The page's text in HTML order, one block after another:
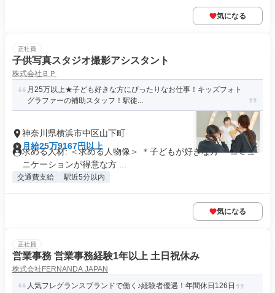
気になる
正社員
子供写真スタジオ撮影アシスタント
株式会社ＢＰ
月25万以上★子ども好きな方にぴったりなお仕事！キッズフォト
グラファーの補助スタッフ！駅徒...
神奈川県横浜市中区山下町
月給25万9167円以上
求める人材: ＜求める人物像＞ ＊子どもが好きな方 ＊コミュ
ニケーションが得意な方 ...
交通費支給 駅近5分以内
気になる
正社員
営業事務 営業事務経験1年以上 土日祝休み
株式会社FERNANDA JAPAN
人気フレグランスブランドで働く♪経験者優遇！年間休日126日